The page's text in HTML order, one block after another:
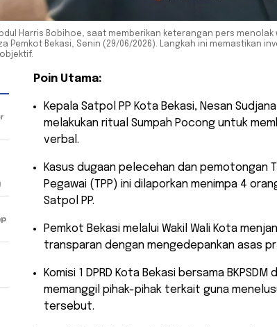
Harris Bobihoe, saat memberikan keterangan pers
Pemkot Bekasi, Senin (29/06/2026). Langkah ini memastikan
Poin Utama:
​Kepala Satpol PP Kota Bekasi, Nesan
melakukan ritual Sumpah Pocong untuk
verbal.
​Kasus dugaan pelecehan dan pemotongan
Pegawai (TPP) ini dilaporkan menimpa 4
Satpol PP.
​Pemkot Bekasi melalui Wakil Wali Kota
transparan dengan mengedepankan asas
​Komisi 1 DPRD Kota Bekasi bersama
memanggil pihak-pihak terkait guna
tersebut.